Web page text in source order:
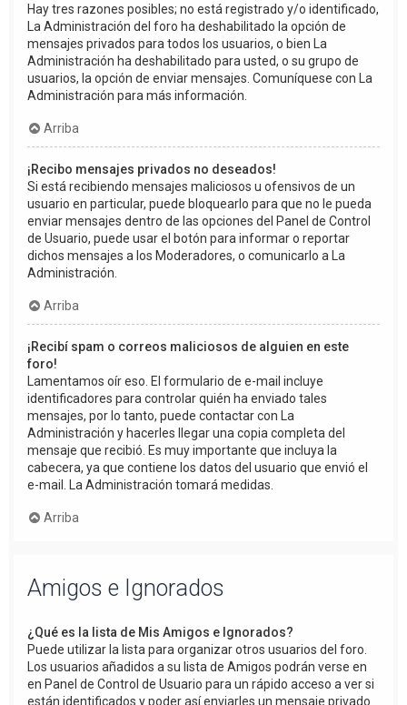
Hay tres razones posibles; no está registrado y/o identificado,
La Administración del foro ha deshabilitado la opción de
mensajes privados para todos los usuarios, o bien La
Administración ha deshabilitado para usted, o su grupo de
usuarios, la opción de enviar mensajes. Comuníquese con La
Administración para más información.
Arriba
¡Recibo mensajes privados no deseados!
Si está recibiendo mensajes maliciosos u ofensivos de un
usuario en particular, puede bloquearlo para que no le pueda
enviar mensajes dentro de las opciones del Panel de Control
de Usuario, puede usar el botón para informar o reportar
dichos mensajes a los Moderadores, o comunicarlo a La
Administración.
Arriba
¡Recibí spam o correos maliciosos de alguien en este
foro!
Lamentamos oír eso. El formulario de e-mail incluye
identificadores para controlar quién ha enviado tales
mensajes, por lo tanto, puede contactar con La
Administración y hacerles llegar una copia completa del
mensaje que recibió. Es muy importante que incluya la
cabecera, ya que contiene los datos del usuario que envió el
e-mail. La Administración tomará medidas.
Arriba
Amigos e Ignorados
¿Qué es la lista de Mis Amigos e Ignorados?
Puede utilizar la lista para organizar otros usuarios del foro.
Los usuarios añadidos a su lista de Amigos podrán verse en
en Panel de Control de Usuario para un rápido acceso a ver si
están identificados y poder así enviarles un mensaje privado.